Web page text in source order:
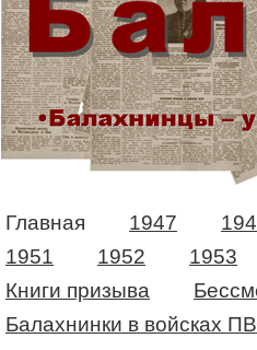
Главная 1947
1951
1952 1953
Книги призыва
Балахнинки в войсках